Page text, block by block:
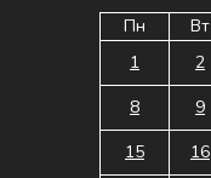
Пн Вт
1
2
8
9
15
16